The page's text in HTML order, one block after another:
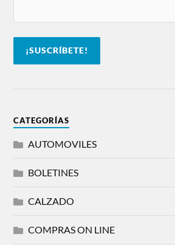
CATEGORÍAS
AUTOMOVILES
BOLETINES
CALZADO
COMPRAS ON LINE